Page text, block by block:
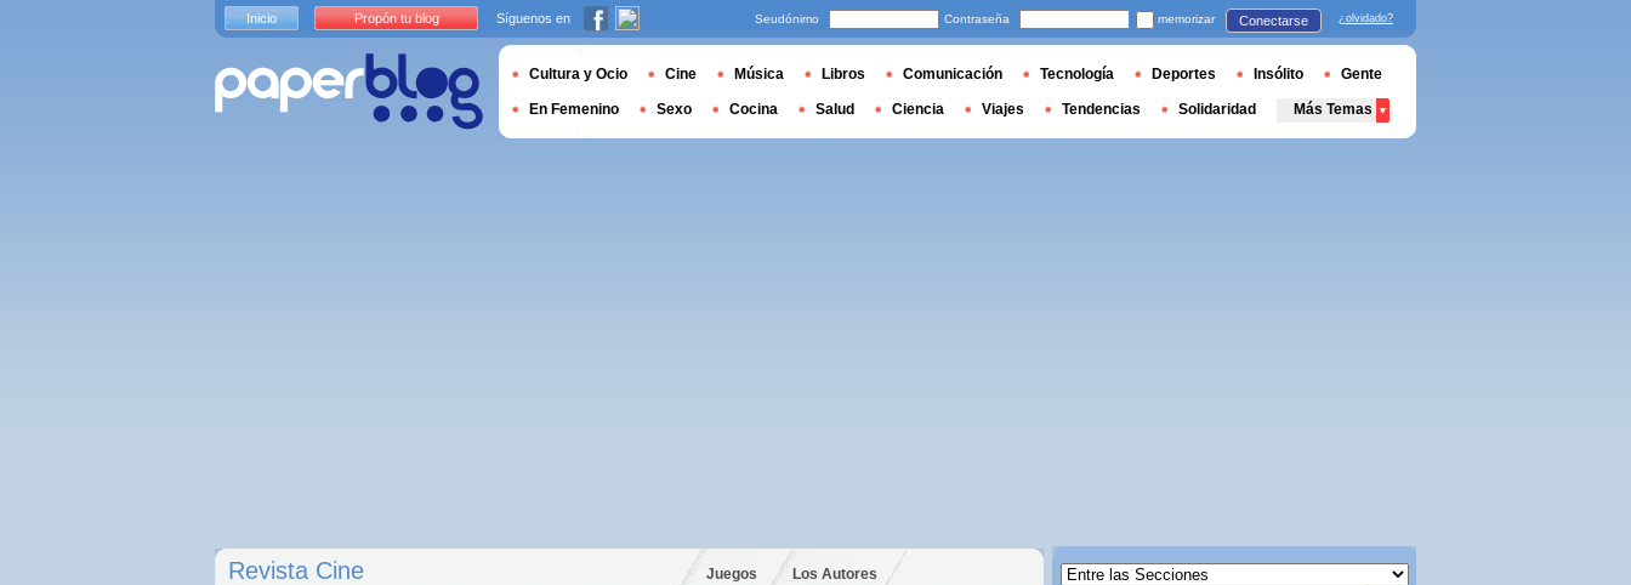
Revista Cine Juegos Los Autores
Inicio Propón tu blog Síguenos en Seudónimo Contraseña memorizar Conectarse ¿olvidado?
Cultura y Ocio Cine Música Libros Comunicación Tecnología Deportes Insólito Gente
En Femenino Sexo Cocina Salud Ciencia Viajes Tendencias Solidaridad Más Temas